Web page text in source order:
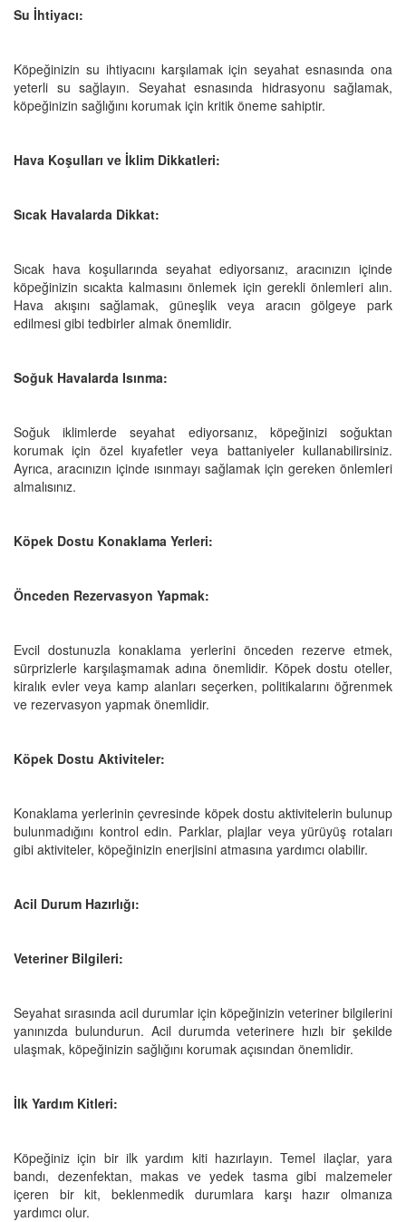
Su İhtiyacı:
Köpeğinizin su ihtiyacını karşılamak için seyahat esnasında ona
yeterli su sağlayın. Seyahat esnasında hidrasyonu sağlamak,
köpeğinizin sağlığını korumak için kritik öneme sahiptir.
Hava Koşulları ve İklim Dikkatleri:
Sıcak Havalarda Dikkat:
Sıcak hava koşullarında seyahat ediyorsanız, aracınızın içinde
köpeğinizin sıcakta kalmasını önlemek için gerekli önlemleri alın.
Hava akışını sağlamak, güneşlik veya aracın gölgeye park
edilmesi gibi tedbirler almak önemlidir.
Soğuk Havalarda Isınma:
Soğuk iklimlerde seyahat ediyorsanız, köpeğinizi soğuktan
korumak için özel kıyafetler veya battaniyeler kullanabilirsiniz.
Ayrıca, aracınızın içinde ısınmayı sağlamak için gereken önlemleri
almalısınız.
Köpek Dostu Konaklama Yerleri:
Önceden Rezervasyon Yapmak:
Evcil dostunuzla konaklama yerlerini önceden rezerve etmek,
sürprizlerle karşılaşmamak adına önemlidir. Köpek dostu oteller,
kiralık evler veya kamp alanları seçerken, politikalarını öğrenmek
ve rezervasyon yapmak önemlidir.
Köpek Dostu Aktiviteler:
Konaklama yerlerinin çevresinde köpek dostu aktivitelerin bulunup
bulunmadığını kontrol edin. Parklar, plajlar veya yürüyüş rotaları
gibi aktiviteler, köpeğinizin enerjisini atmasına yardımcı olabilir.
Acil Durum Hazırlığı:
Veteriner Bilgileri:
Seyahat sırasında acil durumlar için köpeğinizin veteriner bilgilerini
yanınızda bulundurun. Acil durumda veterinere hızlı bir şekilde
ulaşmak, köpeğinizin sağlığını korumak açısından önemlidir.
İlk Yardım Kitleri:
Köpeğiniz için bir ilk yardım kiti hazırlayın. Temel ilaçlar, yara
bandı, dezenfektan, makas ve yedek tasma gibi malzemeler
içeren bir kit, beklenmedik durumlara karşı hazır olmanıza
yardımcı olur.